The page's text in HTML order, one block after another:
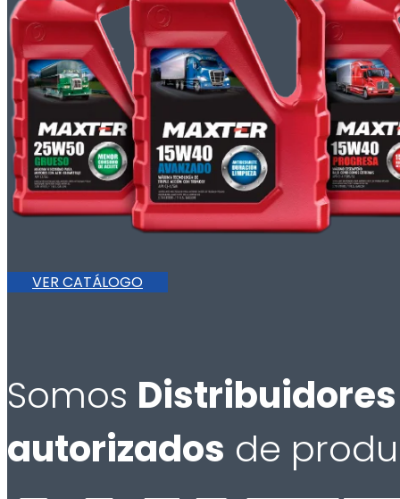
VER CATÁLOGO
Somos Distribuidores
autorizados de